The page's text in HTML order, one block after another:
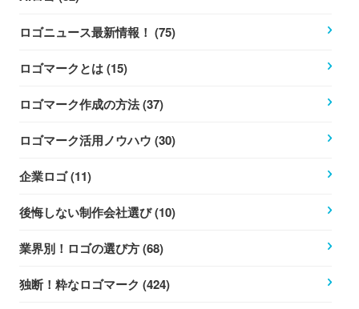
ロゴニュース最新情報！ (75)
ロゴマークとは (15)
ロゴマーク作成の方法 (37)
ロゴマーク活用ノウハウ (30)
企業ロゴ (11)
後悔しない制作会社選び (10)
業界別！ロゴの選び方 (68)
独断！粋なロゴマーク (424)